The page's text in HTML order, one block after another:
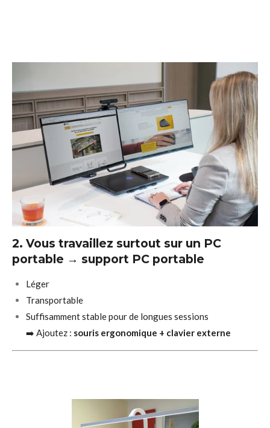
2. Vous travaillez surtout sur un PC
portable → support PC portable
Léger
Transportable
Suffisamment stable pour de longues sessions
➡️ Ajoutez : souris ergonomique + clavier externe